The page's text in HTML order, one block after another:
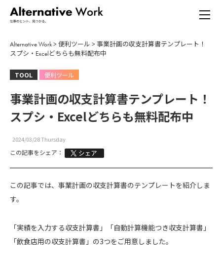
Alternative Work> 便利ツール > 事業計画の収支計算書テンプレート！
スプシ・Excelどちらも無料配布中
TOOL 便利ツール
事業計画の収支計算書テンプレート！
スプシ・Excelどちらも無料配布中
2024/03/28 Thursday
この記事をシェア：
この記事では、事業計画の収支計算書のテンプレートを紹介しま
す。
「実績を入力する収支計算書」「自動計算機能つき収支計算書」
「飲食店用の収支計算書」の3つをご用意しました。